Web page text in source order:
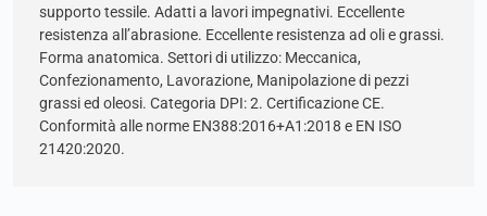
supporto tessile. Adatti a lavori impegnativi. Eccellente
resistenza all’abrasione. Eccellente resistenza ad oli e grassi.
Forma anatomica. Settori di utilizzo: Meccanica,
Confezionamento, Lavorazione, Manipolazione di pezzi
grassi ed oleosi. Categoria DPI: 2. Certificazione CE.
Conformità alle norme EN388:2016+A1:2018 e EN ISO
21420:2020.